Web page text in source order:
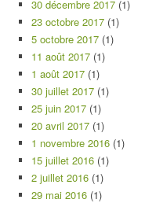
30 décembre 2017 (1)
23 octobre 2017 (1)
5 octobre 2017 (1)
11 août 2017 (1)
1 août 2017 (1)
30 juillet 2017 (1)
25 juin 2017 (1)
20 avril 2017 (1)
1 novembre 2016 (1)
15 juillet 2016 (1)
2 juillet 2016 (1)
29 mai 2016 (1)